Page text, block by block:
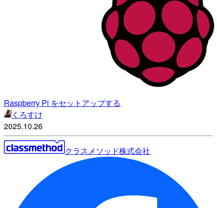
Raspberry Pi をセットアップする
くろすけ
2025.10.26
クラスメソッド株式会社